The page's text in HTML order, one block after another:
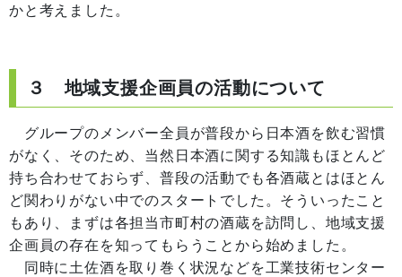
かと考えました。
３ 地域支援企画員の活動について
グループのメンバー全員が普段から日本酒を飲む習慣
がなく、そのため、当然日本酒に関する知識もほとんど
持ち合わせておらず、普段の活動でも各酒蔵とはほとん
ど関わりがない中でのスタートでした。そういったこと
もあり、まずは各担当市町村の酒蔵を訪問し、地域支援
企画員の存在を知ってもらうことから始めました。
同時に土佐酒を取り巻く状況などを工業技術センター